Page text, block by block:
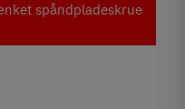
spåndpladeskrue